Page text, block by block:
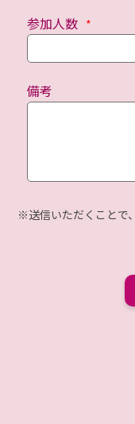
参加人数
備考
※送信いただくことで、